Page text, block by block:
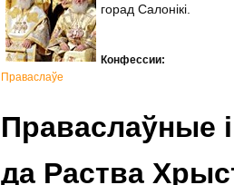
горад Салонікі.
Конфессии:
Праваслаўе
Праваслаўные
да Раства